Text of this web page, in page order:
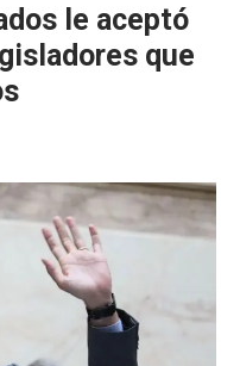
le aceptó
que